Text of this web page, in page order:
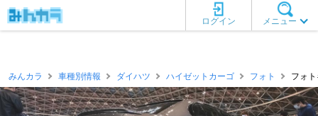
メニュー
ログイン
みんカラ 車種別情報 ダイハツ ハイゼットカーゴ フォト フォ